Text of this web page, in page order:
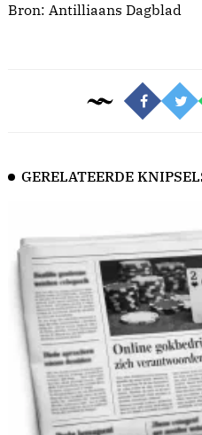
Bron: Antilliaans Dagblad
GERELATEERDE